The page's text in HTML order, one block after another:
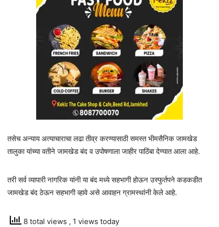
तसेच अन्याय अत्याचाराचा लढा तीव्र करण्यासाठी समस्त भीमसैनिक जामखेड
तालुका यांच्या वतीने जामखेड बंद व उपोषणाला जाहीर पाठिंबा देण्यात आला आहे.
तरी सर्व व्यापारी नागरिक यांनी या बंद मध्ये सहभागी होऊन उस्फुर्तपने कडकडीत
जामखेड बंद ठेऊन सहभागी व्हावे असे आवाहन ग्रामस्थांनी केले आहे.
8 total views , 1 views today